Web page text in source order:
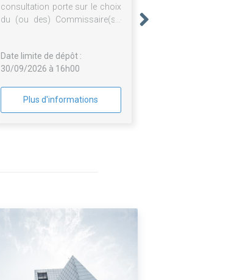
consultation porte sur le choix
du (ou des) Commissaire(s)-
charge des opérations
d'appréciation pour les
vente aux enchères publiques
du Crédit municipal de Nancy.
Date limite de dépôt :
30/09/2026 à 16h00
Plus d'informations